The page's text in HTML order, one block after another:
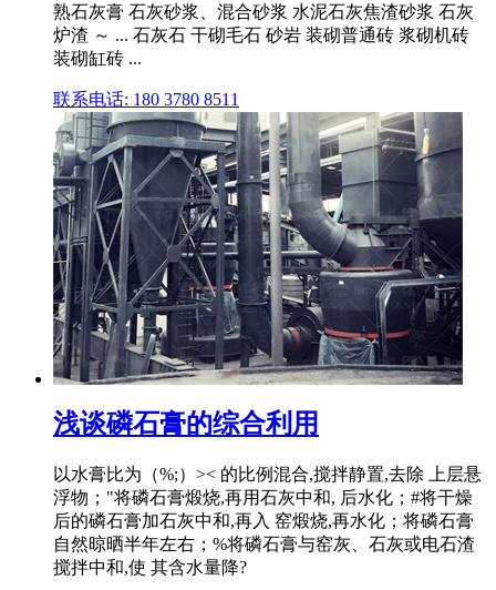
熟石灰膏 石灰砂浆、混合砂浆 水泥石灰焦渣砂浆 石灰
炉渣 ～ ... 石灰石 干砌毛石 砂岩 装砌普通砖 浆砌机砖
装砌缸砖 ...
联系电话: 180 3780 8511
浅谈磷石膏的综合利用
以水膏比为（%;）>< 的比例混合,搅拌静置,去除 上层悬
浮物；"将磷石膏煅烧,再用石灰中和, 后水化；#将干燥
后的磷石膏加石灰中和,再入 窑煅烧,再水化；将磷石膏
自然晾晒半年左右；%将磷石膏与窑灰、石灰或电石渣
搅拌中和,使 其含水量降?